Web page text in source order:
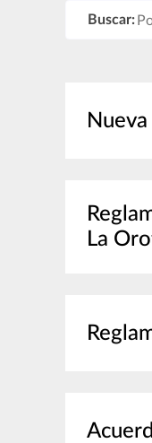
Buscar:
La